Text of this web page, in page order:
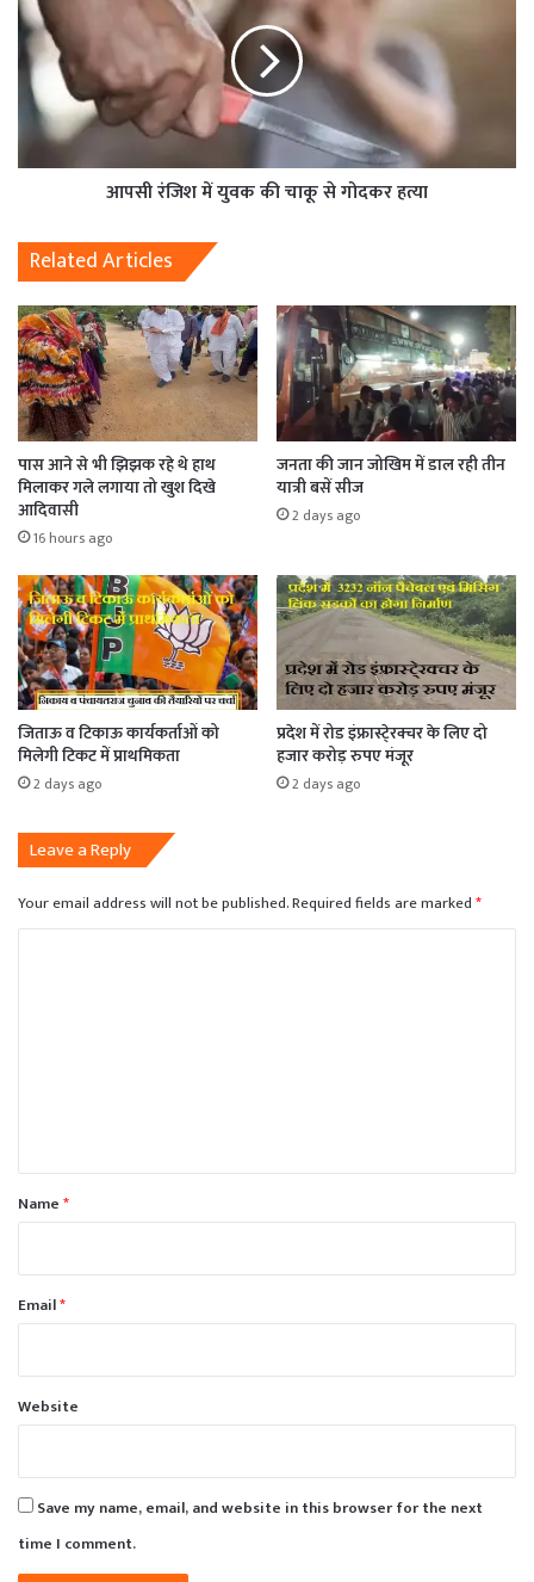
आपसी रंजिश में युवक की चाकू से गोदकर हत्या
Related Articles
पास आने से भी झिझक रहे थे हाथ
मिलाकर गले लगाया तो खुश दिखे
आदिवासी
16 hours ago
जनता की जान जोखिम में डाल रही तीन
यात्री बसें सीज
2 days ago
जिताऊ व टिकाऊ कार्यकर्ताओं को
मिलेगी टिकट में प्राथमिकता
2 days ago
प्रदेश में रोड इंफ्रास्टे्रक्चर के लिए दो
हजार करोड़ रुपए मंजूर
2 days ago
Leave a Reply
Your email address will not be published.Required fields are marked*
*Name*
Email*
Website
Save my name, email, and website in this browser for the next
time I comment.